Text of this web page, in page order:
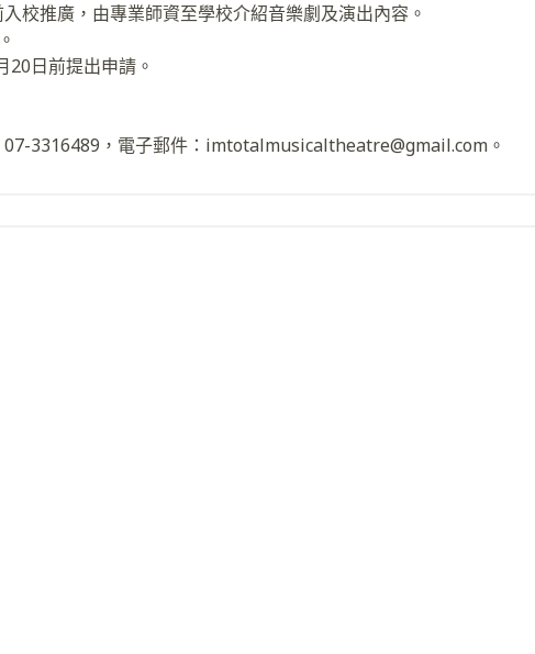
校推廣，由專業師資至學校介紹音樂劇及演出內容。
20日前提出申請。
3316489，電子郵件：imtotalmusicaltheatre@gmail.com。